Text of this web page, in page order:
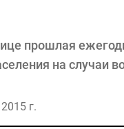
прошлая
на случаи
г.